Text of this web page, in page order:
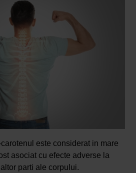
este considerat in mare
asociat cu efecte adverse la
parti ale corpului.